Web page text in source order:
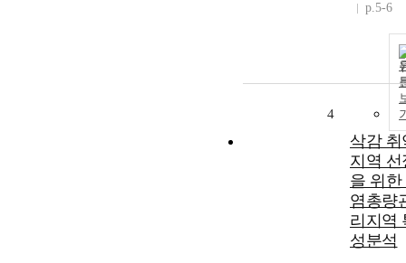
p.5-6
4
삭감 취
지역 선
을 위한
염총량
리지역
성분석